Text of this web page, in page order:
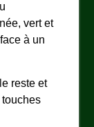
vert et
à un
reste et